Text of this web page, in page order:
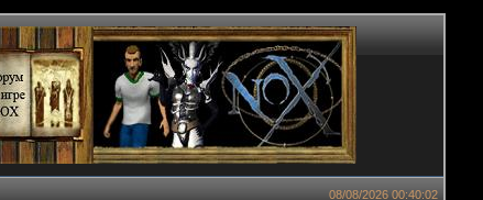
08/08/2026 00:40:02